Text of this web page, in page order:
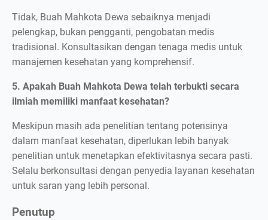
Tidak, Buah Mahkota Dewa sebaiknya menjadi
pelengkap, bukan pengganti, pengobatan medis
tradisional. Konsultasikan dengan tenaga medis untuk
manajemen kesehatan yang komprehensif.
5. Apakah Buah Mahkota Dewa telah terbukti secara
ilmiah memiliki manfaat kesehatan?
Meskipun masih ada penelitian tentang potensinya
dalam manfaat kesehatan, diperlukan lebih banyak
penelitian untuk menetapkan efektivitasnya secara pasti.
Selalu berkonsultasi dengan penyedia layanan kesehatan
untuk saran yang lebih personal.
Penutup